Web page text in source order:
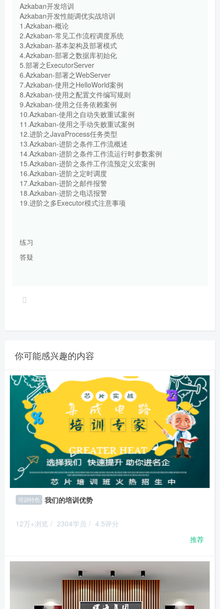
Azkaban开发培训
Azkaban开发性能调优实战培训
1.Azkaban-概论
2.Azkaban-常见工作流程调度系统
3.Azkaban-基本架构及部署模式
4.Azkaban-部署之数据库初始化
5.部署之ExecutorServer
6.Azkaban-部署之WebServer
7.Azkaban-使用之HelloWorld案例
8.Azkaban-使用之配置文件编写规则
9.Azkaban-使用之任务依赖案例
10.Azkaban-使用之自动失败重试案例
11.Azkaban-使用之手动失败重试案例
12.进阶之JavaProcess任务类型
13.Azkaban-进阶之条件工作流概述
14.Azkaban-进阶之条件工作流运行时参数案例
15.Azkaban-进阶之条件工作流预定义宏案例
16.Azkaban-进阶之定时调度
17.Azkaban-进阶之邮件报警
18.Azkaban-进阶之电话报警
19.进阶之多Executor模式注意事项
练习
答疑
你可能感兴趣的内容
培训特色 我们的培训优势
12万+浏览 / 2304学员 / 4.5评分
推荐